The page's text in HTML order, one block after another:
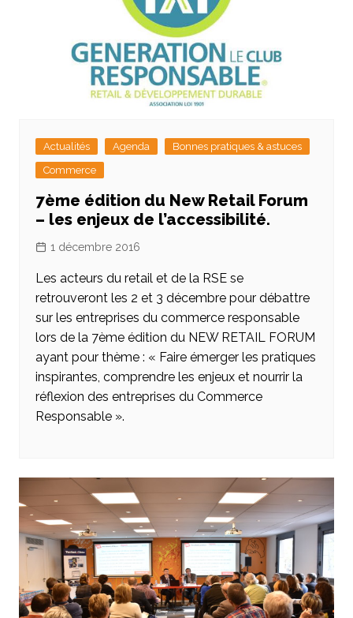
Actualités Agenda
Bonnes pratiques & astuces
Commerce
7ème édition du New Retail Forum
– les enjeux de l’accessibilité.
1 décembre 2016
Les acteurs du retail et de la RSE se
retrouveront les 2 et 3 décembre pour débattre
sur les entreprises du commerce responsable
lors de la 7ème édition du NEW RETAIL FORUM
ayant pour thème : « Faire émerger les pratiques
inspirantes, comprendre les enjeux et nourrir la
réflexion des entreprises du Commerce
Responsable ».